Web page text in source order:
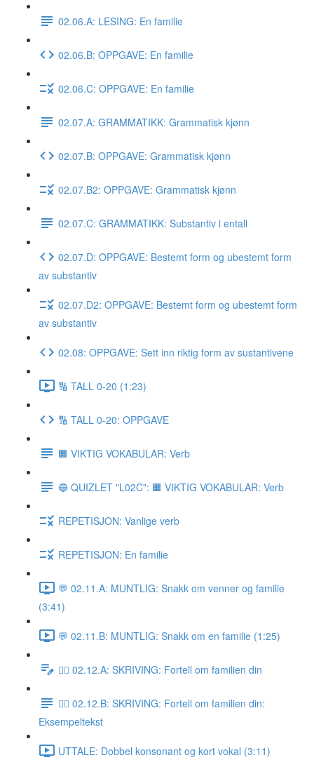
02.06.A: LESING: En familie
02.06.B: OPPGAVE: En familie
02.06.C: OPPGAVE: En familie
02.07.A: GRAMMATIKK: Grammatisk kjønn
02.07.B: OPPGAVE: Grammatisk kjønn
02.07.B2: OPPGAVE: Grammatisk kjønn
02.07.C: GRAMMATIKK: Substantiv i entall
02.07.D: OPPGAVE: Bestemt form og ubestemt form
av substantiv
02.07.D2: OPPGAVE: Bestemt form og ubestemt form
av substantiv
02.08: OPPGAVE: Sett inn riktig form av sustantivene
🔢 TALL 0-20 (1:23)
🔢 TALL 0-20: OPPGAVE
🟧 VIKTIG VOKABULAR: Verb
🔵 QUIZLET "L02C": 🟧 VIKTIG VOKABULAR: Verb
REPETISJON: Vanlige verb
REPETISJON: En familie
💬 02.11.A: MUNTLIG: Snakk om venner og familie
(3:41)
💬 02.11.B: MUNTLIG: Snakk om en familie (1:25)
✍🏼 02.12.A: SKRIVING: Fortell om familien din
✍🏼 02.12.B: SKRIVING: Fortell om familien din:
Eksempeltekst
UTTALE: Dobbel konsonant og kort vokal (3:11)